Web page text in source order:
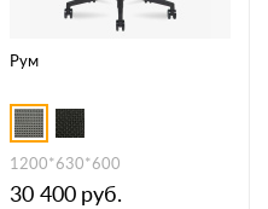
Рум
1200*630*600
30 400 руб.